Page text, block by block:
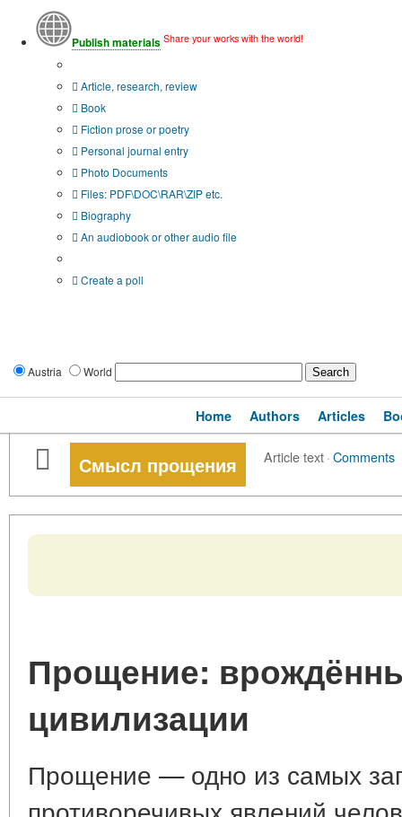
Publish materials Share your works with the world!
Article, research, review
Book
Fiction prose or poetry
Personal journal entry
Photo Documents
Files: PDF\DOC\RAR\ZIP etc.
Biography
An audiobook or other audio file
Create a poll
Austria World
Home Authors Articles
Смысл прощения Article text·Comments
Прощение:
цивилизации
Прощение — одно из самых